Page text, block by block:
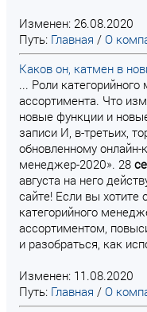
Изменен: 26.08.2020
Путь: Главная / О
Каков он, катмен в
... Роли
ассортимента. Что
новые функции и
записи И, в-третьих,
обновленному онлайн-
менеджер-2020». 28
августа на него
сайте! Если вы
категорийного
ассортиментом,
и разобраться, как
Изменен: 11.08.2020
Путь: Главная / О